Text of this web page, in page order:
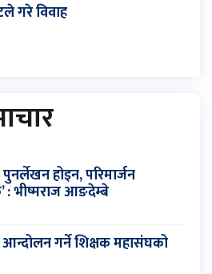
गरे विवाह
होइन, परिमार्जन
भीष्मराज आङदेम्बे
गर्ने शिक्षक महासंघको